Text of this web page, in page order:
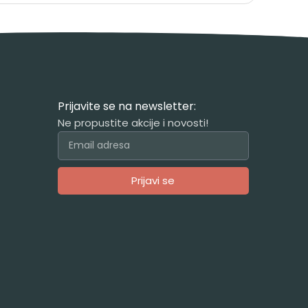
Prijavite se na newsletter:
Ne propustite akcije i novosti!
Prijavi se